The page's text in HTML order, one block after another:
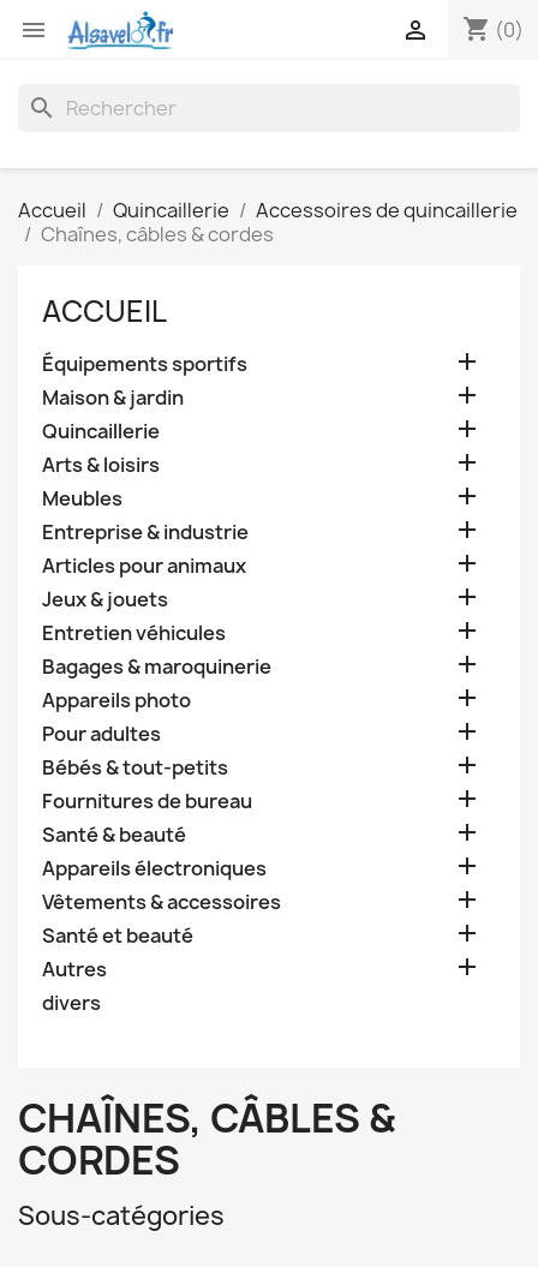
 shopping_cart (0)

search
Accueil Quincaillerie
Accessoires de quincaillerie
Chaînes, câbles & cordes
ACCUEIL
Équipements sportifs 
Maison & jardin 
Quincaillerie 
Arts & loisirs 
Meubles 
Entreprise & industrie 
Articles pour animaux 
Jeux & jouets 
Entretien véhicules 
Bagages & maroquinerie 
Appareils photo 
Pour adultes 
Bébés & tout-petits 
Fournitures de bureau 
Santé & beauté 
Appareils électroniques 
Vêtements & accessoires 
Santé et beauté 
Autres 
divers
CHAÎNES, CÂBLES &
CORDES
Sous-catégories